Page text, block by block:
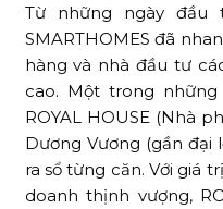
Từ những ngày đầu
SMARTHOMES đã
hàng và nhà đầu tư
cao. Một trong
ROYAL HOUSE (Nhà
Dương Vương (gần đại
ra sổ từng căn. Với giá
doanh thịnh vượng,